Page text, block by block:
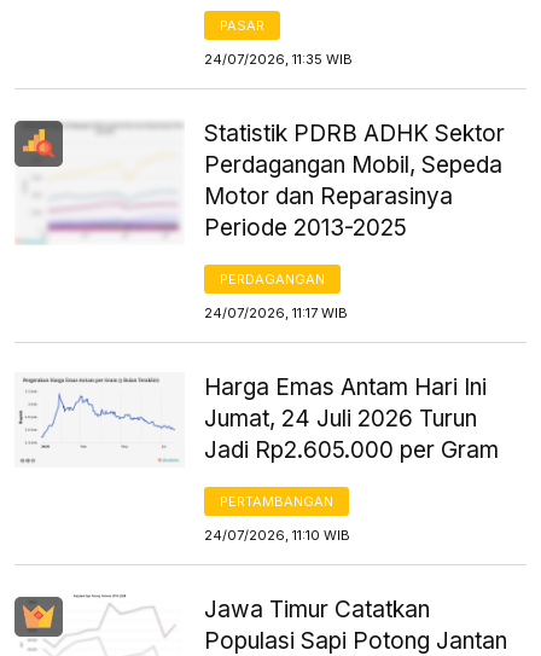
PASAR
24/07/2026, 11:35 WIB
Statistik PDRB ADHK Sektor
Perdagangan Mobil, Sepeda
Motor dan Reparasinya
Periode 2013-2025
PERDAGANGAN
24/07/2026, 11:17 WIB
Harga Emas Antam Hari Ini
Jumat, 24 Juli 2026 Turun
Jadi Rp2.605.000 per Gram
PERTAMBANGAN
24/07/2026, 11:10 WIB
Jawa Timur Catatkan
Populasi Sapi Potong Jantan